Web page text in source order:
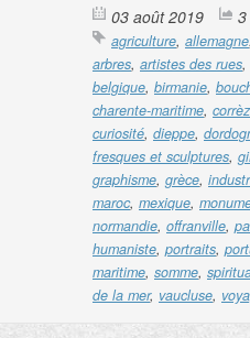
03 août 2019
agriculture, allemagne,
arbres, artistes des rues,
belgique, birmanie,
charente-maritime,
curiosité, dieppe,
fresques et sculptures,
graphisme, grèce,
maroc, mexique,
normandie, offranville,
humaniste, portraits,
maritime, somme,
de la mer, vaucluse,